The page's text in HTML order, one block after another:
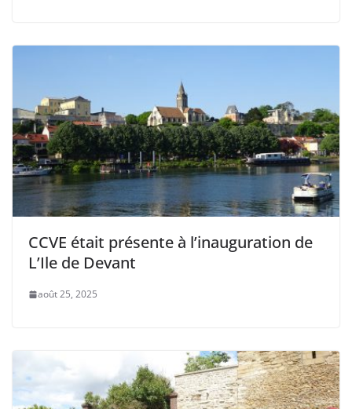
CCVE était présente à l’inauguration de
L’Ile de Devant
août 25, 2025